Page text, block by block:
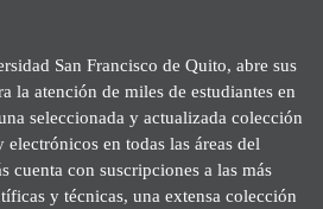
San Francisco de Quito, abre sus
la atención de miles de estudiantes en
seleccionada y actualizada colección
en todas las áreas del
cuenta con suscripciones a las más
y técnicas, una extensa colección